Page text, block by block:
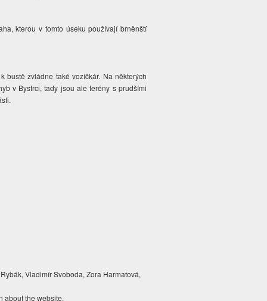
kterou v tomto úseku používají brněnští
bustě zvládne také vozíčkář. Na některých
v Bystrci, tady jsou ale terény s prudšími
Vladimír Svoboda, Zora Harmatová,
about the website.